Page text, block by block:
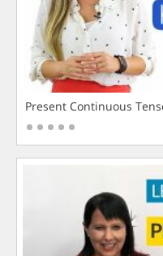
Present Continuous